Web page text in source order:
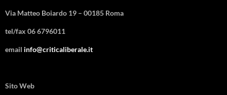
Via Matteo Boiardo 19 – 00185 Roma
tel/fax 06 6796011
email info@criticaliberale.it
Sito Web